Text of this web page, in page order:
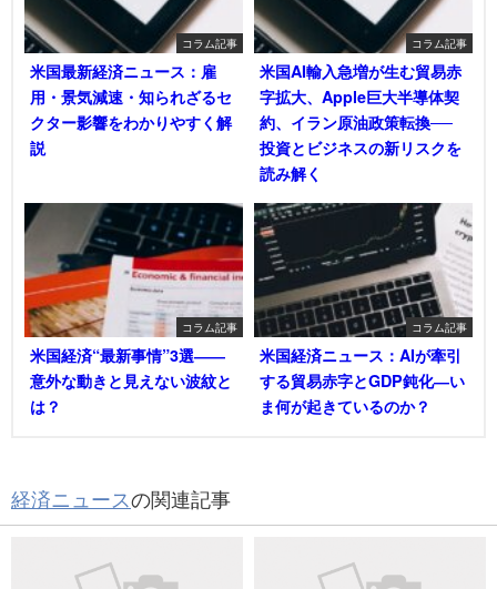
コラム記事
米国最新経済ニュース：雇
用・景気減速・知られざるセ
クター影響をわかりやすく解
説
コラム記事
米国AI輸入急増が生む貿易赤
字拡大、Apple巨大半導体契
約、イラン原油政策転換──
投資とビジネスの新リスクを
読み解く
コラム記事
米国経済“最新事情”3選――
意外な動きと見えない波紋と
は？
コラム記事
米国経済ニュース：AIが牽引
する貿易赤字とGDP鈍化―い
ま何が起きているのか？
経済ニュースの関連記事